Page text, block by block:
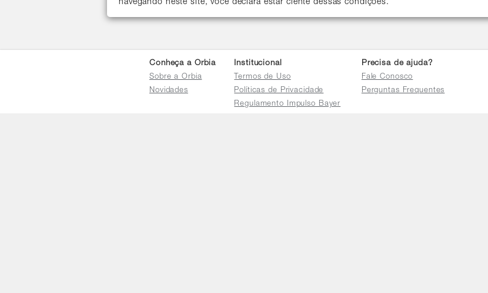
navegando neste site, você declara estar ciente dessas condições.
Conheça a Orbia
Sobre a Orbia
Novidades
Institucional
Termos de Uso
Políticas de Privacidade
Regulamento Impulso Bayer
Precisa de ajuda?
Fale Conosco
Perguntas Frequentes